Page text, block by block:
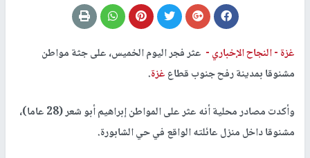
غزة -النجاح الإخباري - عثر فجر اليوم الخميس، على جثة مواطن
مشنوقا بمدينة رفح جنوب قطاعغزة.
وأكدت مصادر محلية أنه عثر على المواطن إبراهيم أبو شعر (28 عاما)،
مشنوقا داخل منزل عائلته الواقع في حي الشابورة.